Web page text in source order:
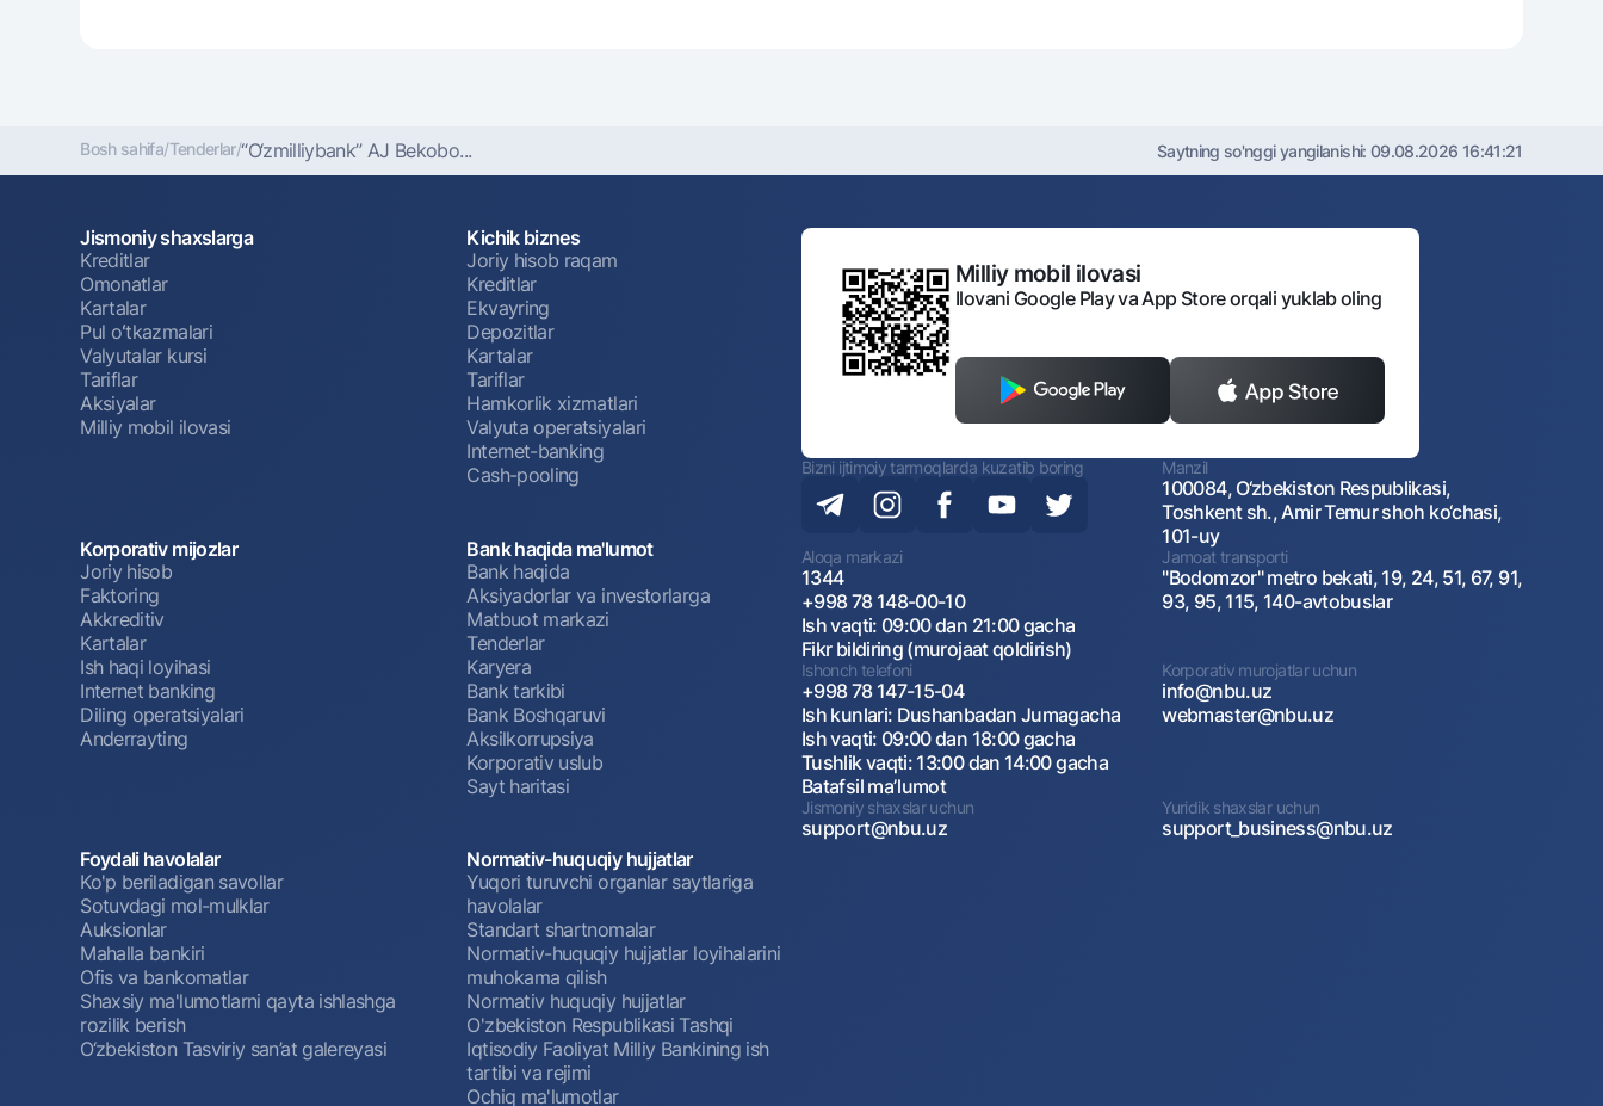
Bosh sahifa/Tenderlar/“O‘zmilliybank” AJ Bekobo... Saytning so'nggi yangilanishi: 09.08.2026 16:41:21
Jismoniy shaxslarga
Kreditlar
Omonatlar
Kartalar
Pul oʻtkazmalari
Valyutalar kursi
Tariflar
Aksiyalar
Milliy mobil ilovasi
Kichik biznes
Joriy hisob raqam
Kreditlar
Ekvayring
Depozitlar
Kartalar
Tariflar
Hamkorlik xizmatlari
Valyuta operatsiyalari
Internet-banking
Cash-pooling
Korporativ mijozlar
Joriy hisob
Faktoring
Akkreditiv
Kartalar
Ish haqi loyihasi
Internet banking
Diling operatsiyalari
Anderrayting
Bank haqida ma'lumot
Bank haqida
Aksiyadorlar va investorlarga
Matbuot markazi
Tenderlar
Karyera
Bank tarkibi
Bank Boshqaruvi
Aksilkorrupsiya
Korporativ uslub
Sayt haritasi
Foydali havolalar
Ko'p beriladigan savollar
Sotuvdagi mol-mulklar
Auksionlar
Mahalla bankiri
Ofis va bankomatlar
Shaxsiy ma'lumotlarni qayta ishlashga
rozilik berish
O‘zbekiston Tasviriy san’at galereyasi
Normativ-huquqiy hujjatlar
Yuqori turuvchi organlar saytlariga
havolalar
Standart shartnomalar
Normativ-huquqiy hujjatlar loyihalarini
muhokama qilish
Normativ huquqiy hujjatlar
O'zbekiston Respublikasi Tashqi
Iqtisodiy Faoliyat Milliy Bankining ish
tartibi va rejimi
Ochiq ma'lumotlar
Milliy mobil ilovasi
Ilovani Google Play va App Store orqali yuklab oling
Bizni ijtimoiy tarmoqlarda kuzatib boring Manzil
100084, O‘zbekiston Respublikasi,
Toshkent sh., Amir Temur shoh ko‘chasi,
101-uy
Aloqa markazi
1344
+998 78 148-00-10
Ish vaqti: 09:00 dan 21:00 gacha
Fikr bildiring (murojaat qoldirish)
Jamoat transporti
"Bodomzor" metro bekati, 19, 24, 51, 67, 91,
93, 95, 115, 140-avtobuslar
Ishonch telefoni
+998 78 147-15-04
Ish kunlari: Dushanbadan Jumagacha
Ish vaqti: 09:00 dan 18:00 gacha
Tushlik vaqti: 13:00 dan 14:00 gacha
Batafsil maʼlumot
Korporativ murojatlar uchun
info@nbu.uz
webmaster@nbu.uz
Jismoniy shaxslar uchun
support@nbu.uz
Yuridik shaxslar uchun
support_business@nbu.uz